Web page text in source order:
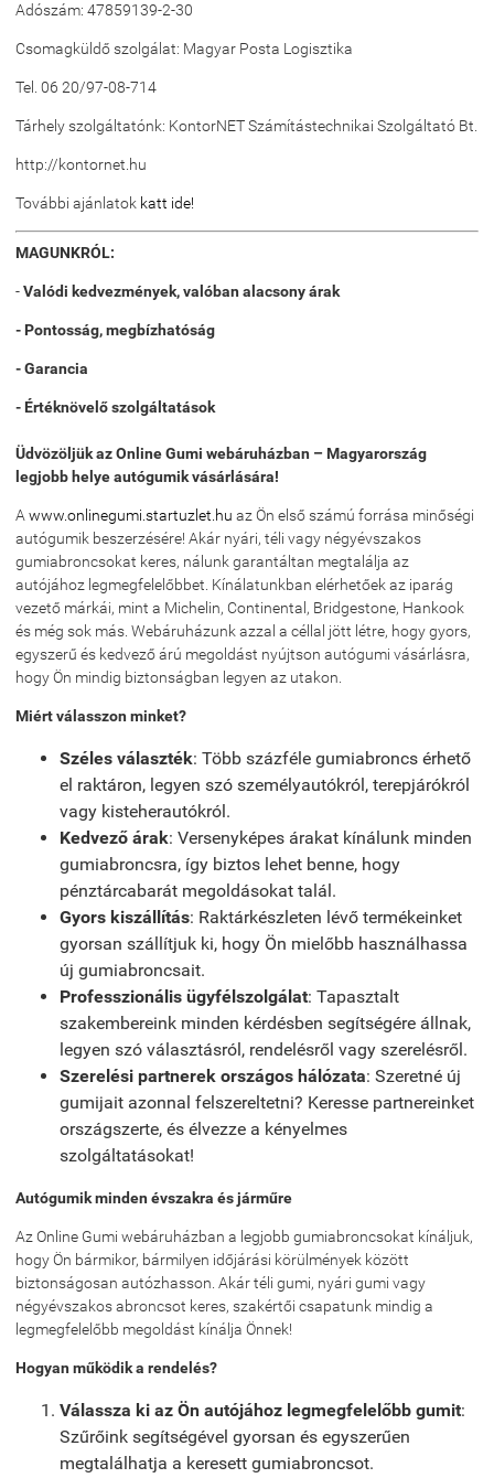
Adószám: 47859139-2-30
Csomagküldő szolgálat: Magyar Posta Logisztika
Tel. 06 20/97-08-714
Tárhely szolgáltatónk: KontorNET Számítástechnikai Szolgáltató Bt.
http://kontornet.hu
További ajánlatok katt ide!
MAGUNKRÓL:
-Valódi kedvezmények, valóban alacsony árak
- Pontosság, megbízhatóság
- Garancia
- Értéknövelő szolgáltatások
Üdvözöljük az Online Gumi webáruházban – Magyarország
legjobb helye autógumik vásárlására!
A www.onlinegumi.startuzlet.hu az Ön első számú forrása minőségi
autógumik beszerzésére! Akár nyári, téli vagy négyévszakos
gumiabroncsokat keres, nálunk garantáltan megtalálja az
autójához legmegfelelőbbet. Kínálatunkban elérhetőek az iparág
vezető márkái, mint a Michelin, Continental, Bridgestone, Hankook
és még sok más. Webáruházunk azzal a céllal jött létre, hogy gyors,
egyszerű és kedvező árú megoldást nyújtson autógumi vásárlásra,
hogy Ön mindig biztonságban legyen az utakon.
Miért válasszon minket?
Széles választék: Több százféle gumiabroncs érhető
el raktáron, legyen szó személyautókról, terepjárókról
vagy kisteherautókról.
Kedvező árak: Versenyképes árakat kínálunk minden
gumiabroncsra, így biztos lehet benne, hogy
pénztárcabarát megoldásokat talál.
Gyors kiszállítás: Raktárkészleten lévő termékeinket
gyorsan szállítjuk ki, hogy Ön mielőbb használhassa
új gumiabroncsait.
Professzionális ügyfélszolgálat: Tapasztalt
szakembereink minden kérdésben segítségére állnak,
legyen szó választásról, rendelésről vagy szerelésről.
Szerelési partnerek országos hálózata: Szeretné új
gumijait azonnal felszereltetni? Keresse partnereinket
országszerte, és élvezze a kényelmes
szolgáltatásokat!
Autógumik minden évszakra és járműre
Az Online Gumi webáruházban a legjobb gumiabroncsokat kínáljuk,
hogy Ön bármikor, bármilyen időjárási körülmények között
biztonságosan autózhasson. Akár téli gumi, nyári gumi vagy
négyévszakos abroncsot keres, szakértői csapatunk mindig a
legmegfelelőbb megoldást kínálja Önnek!
Hogyan működik a rendelés?
Válassza ki az Ön autójához legmegfelelőbb gumit:
Szűrőink segítségével gyorsan és egyszerűen
megtalálhatja a keresett gumiabroncsot.